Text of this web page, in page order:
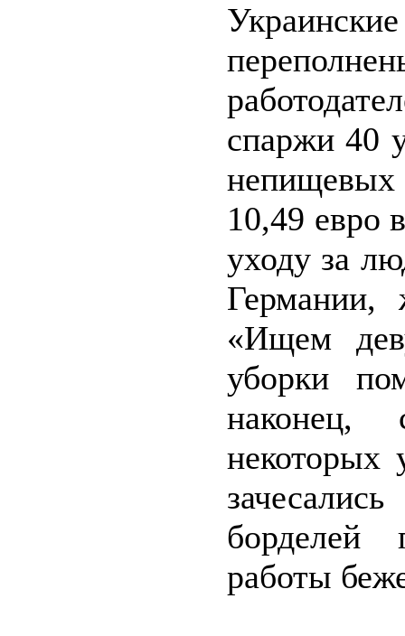
спаржи 40
непищевых
10,49 евро
уходу за
«Ищем
уборки
некоторых
борделей
работы